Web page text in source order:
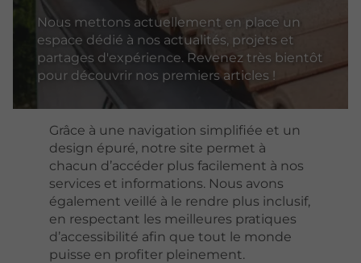
Nous mettons actuellement en place un
espace dédié à nos actualités, projets et
partages d'expérience. Revenez très bientôt
pour découvrir nos premiers articles !
Grâce à une navigation simplifiée et un
design épuré, notre site permet à
chacun d’accéder plus facilement à nos
services et informations. Nous avons
également veillé à le rendre plus inclusif,
en respectant les meilleures pratiques
d’accessibilité afin que tout le monde
puisse en profiter pleinement.